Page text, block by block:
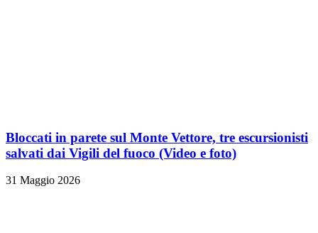
Bloccati in parete sul Monte Vettore, tre escursionisti
salvati dai Vigili del fuoco (Video e foto)
31 Maggio 2026